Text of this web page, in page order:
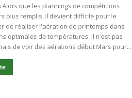
Alors que les plannings de compétitions
plus remplis, il devient difficile pour le
de réaliser l'aération de printemps dans
optimales de températures. Il n'est pas
de voir des aérations début Mars pour...